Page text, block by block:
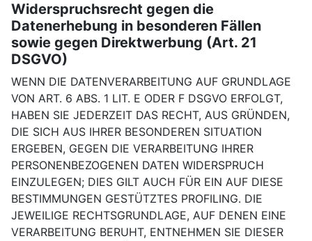
Widerspruchsrecht gegen die
Datenerhebung in besonderen Fällen
sowie gegen Direktwerbung (Art. 21
DSGVO)
WENN DIE DATENVERARBEITUNG AUF GRUNDLAGE
VON ART. 6 ABS. 1 LIT. E ODER F DSGVO ERFOLGT,
HABEN SIE JEDERZEIT DAS RECHT, AUS GRÜNDEN,
DIE SICH AUS IHRER BESONDEREN SITUATION
ERGEBEN, GEGEN DIE VERARBEITUNG IHRER
PERSONENBEZOGENEN DATEN WIDERSPRUCH
EINZULEGEN; DIES GILT AUCH FÜR EIN AUF DIESE
BESTIMMUNGEN GESTÜTZTES PROFILING. DIE
JEWEILIGE RECHTSGRUNDLAGE, AUF DENEN EINE
VERARBEITUNG BERUHT, ENTNEHMEN SIE DIESER